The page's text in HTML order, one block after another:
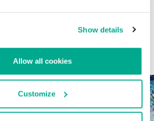
Show details
Allow all cookies
Customize